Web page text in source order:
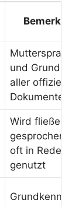
Muttersprache
und
aller offiziellen
Dokumente
Wird fließend
gesprochen
oft in Reden
genutzt